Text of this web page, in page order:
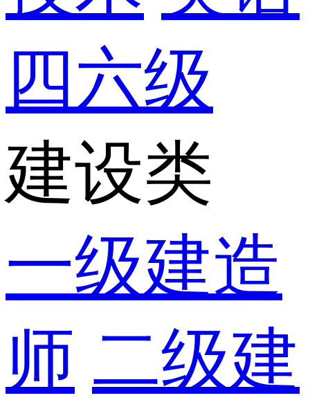
四六级
建设类
一级建造
师 二级建